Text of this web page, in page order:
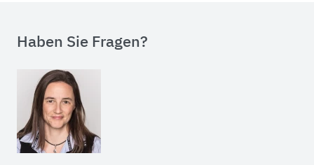
Haben Sie Fragen?